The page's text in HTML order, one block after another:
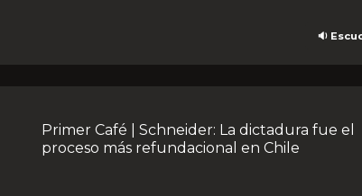
🔉
Primer Café | Schneider: La dictadura fue el
proceso más refundacional en Chile